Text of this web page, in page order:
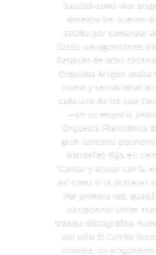
bautizó como «los
deseaba los buenos
estaba por comenzar
Decía: «¡Aragonísimos
Después de ocho
Orquesta Aragón
nuevo y sensacional
cada uno de los casi
—en su mayoría,
Orquesta Filarmónica
gran cantante
Montañez dijo, en
“Cantar y actuar con la
así como si te pusieran
Por primera vez,
excepcional unión
trabajo discográfico,
del sello El Cerrito
manera, los